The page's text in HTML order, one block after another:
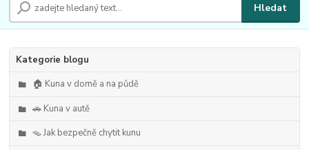
Hledat
Kategorie blogu
🏠 Kuna v domě a na půdě
🚗 Kuna v autě
🪤 Jak bezpečně chytit kunu